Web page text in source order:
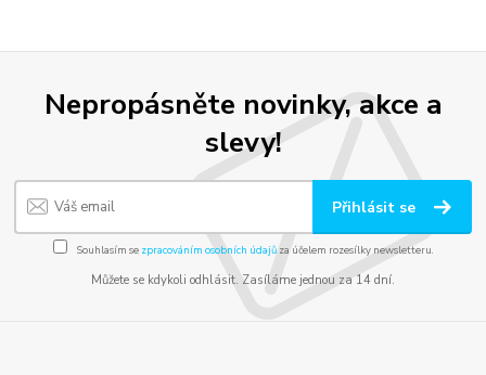
Nepropásněte novinky, akce a
slevy!
Přihlásit se
Souhlasím se zpracováním osobních údajůza účelem rozesílky newsletteru.
Můžete se kdykoli odhlásit. Zasíláme jednou za 14 dní.